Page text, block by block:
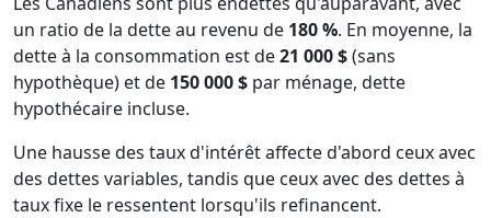
un ratio de la dette au revenu de 180 %. En moyenne, la
dette à la consommation est de21 000 $(sans
hypothèque) et de 150 000 $ par ménage, dette
hypothécaire incluse.
Une hausse des taux d'intérêt affecte d'abord ceux avec
des dettes variables, tandis que ceux avec des dettes à
taux fixe le ressentent lorsqu'ils refinancent.